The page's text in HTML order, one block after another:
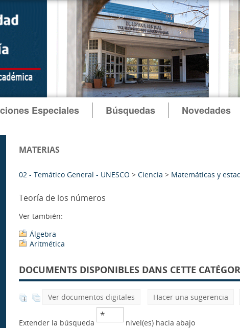
Especiales Búsquedas Novedades
MATERIAS
02 - Temático General - UNESCO > Ciencia > Matemáticas y
Teoría de los números
Ver también:
Álgebra
Aritmética
DOCUMENTS DISPONIBLES DANS CETTE
Ver documentos digitales Hacer una sugerencia
Extender la búsqueda nivel(es) hacia abajo